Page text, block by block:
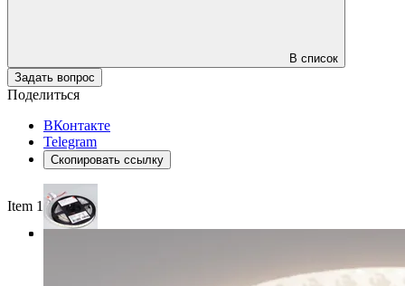
В список
Задать вопрос
Поделиться
ВКонтакте
Telegram
Скопировать ссылку
Item 1 of 3